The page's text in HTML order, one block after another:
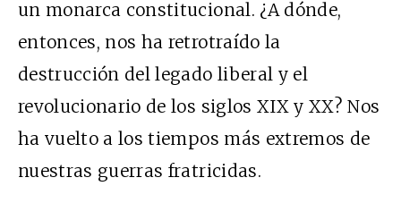
un monarca constitucional. ¿A dónde,
entonces, nos ha retrotraído la
destrucción del legado liberal y el
revolucionario de los siglos XIX y XX? Nos
ha vuelto a los tiempos más extremos de
nuestras guerras fratricidas.